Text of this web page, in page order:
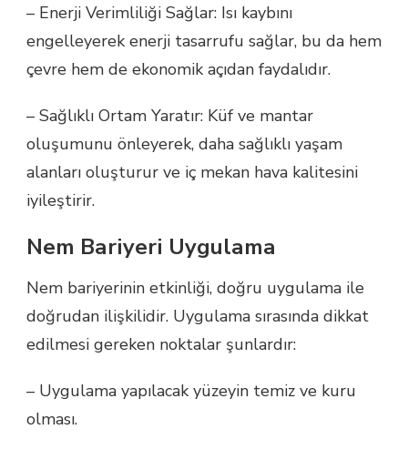
– Enerji Verimliliği Sağlar: Isı kaybını
engelleyerek enerji tasarrufu sağlar, bu da hem
çevre hem de ekonomik açıdan faydalıdır.
– Sağlıklı Ortam Yaratır: Küf ve mantar
oluşumunu önleyerek, daha sağlıklı yaşam
alanları oluşturur ve iç mekan hava kalitesini
iyileştirir.
Nem Bariyeri Uygulama
Nem bariyerinin etkinliği, doğru uygulama ile
doğrudan ilişkilidir. Uygulama sırasında dikkat
edilmesi gereken noktalar şunlardır:
– Uygulama yapılacak yüzeyin temiz ve kuru
olması.